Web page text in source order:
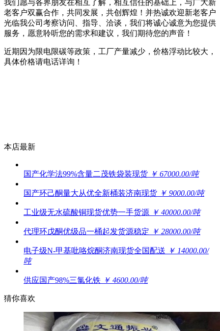
我们愿与各界朋友在相互了解，相互信任的基础上，与广大新
老客户双赢合作，共同发展，共创辉煌！并热诚欢迎新老客户
光临我公司考察访问、指导、洽谈，我们将诚心诚意为您提供
服务，愿意聆听您的需求和建议，我们期待您的声音！
近期因为限电限碳等政策，工厂产量减少，价格浮动比较大，
具体价格请电话详询！
本店最新
国产化学法99%含量二茂铁袋装现货 ￥ 67000.00/吨
国产环己酮量大从优全新桶装济南现货 ￥ 9000.00/吨
工业级无水硫酸铜现货优势一手货源 ￥ 40000.00/吨
代理环戊酮优级品一桶起发货源稳定 ￥ 28000.00/吨
电子级N-甲基吡咯烷酮济南现货全国配送 ￥ 14000.00/
吨
供应国产98%三氯化铁 ￥ 4600.00/吨
猜你喜欢